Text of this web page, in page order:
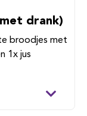
drank)
broodjes met
1x jus